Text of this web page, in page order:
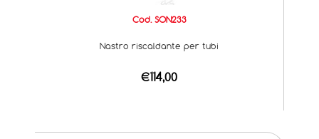
Cod. SON233
Nastro riscaldante per tubi
€114,00